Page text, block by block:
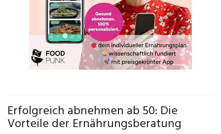
Erfolgreich abnehmen ab 50: Die
Vorteile der Ernährungsberatung